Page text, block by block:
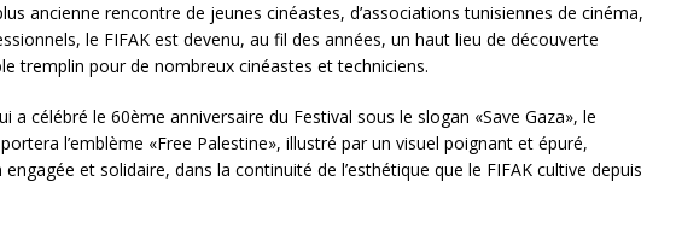
ancienne rencontre de jeunes cinéastes, d’associations tunisiennes de cinéma,
le FIFAK est devenu, au fil des années, un haut lieu de découverte
tremplin pour de nombreux cinéastes et techniciens.
a célébré le 60ème anniversaire du Festival sous le slogan «Save Gaza», le
l’emblème «Free Palestine», illustré par un visuel poignant et épuré,
et solidaire, dans la continuité de l’esthétique que le FIFAK cultive depuis